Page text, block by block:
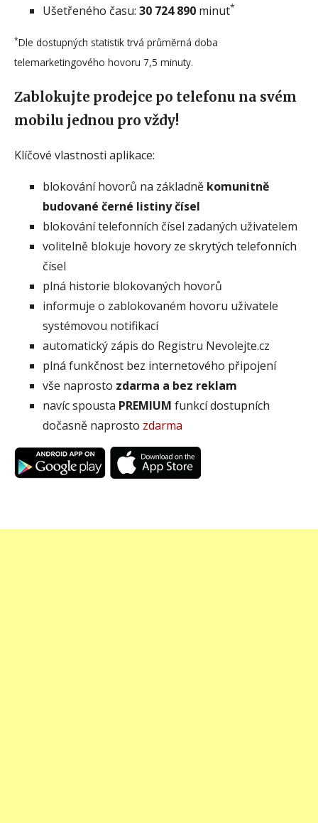
Ušetřeného času: 30 724 890 minut*
*Dle dostupných statistik trvá průměrná doba
telemarketingového hovoru 7,5 minuty.
Zablokujte prodejce po telefonu na svém
mobilu jednou pro vždy!
Klíčové vlastnosti aplikace:
blokování hovorů na základně komunitně
budované černé listiny čísel
blokování telefonních čísel zadaných uživatelem
volitelně blokuje hovory ze skrytých telefonních
čísel
plná historie blokovaných hovorů
informuje o zablokovaném hovoru uživatele
systémovou notifikací
automatický zápis do Registru Nevolejte.cz
plná funkčnost bez internetového připojení
vše naprosto zdarma a bez reklam
navíc spousta PREMIUM funkcí dostupních
dočasně naprosto zdarma